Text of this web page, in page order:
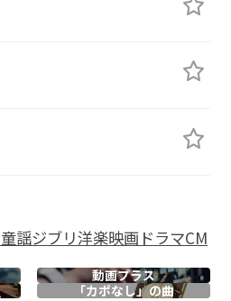
童謡ジブリ洋楽映画ドラマCM
動画プラス
「カポなし」の曲